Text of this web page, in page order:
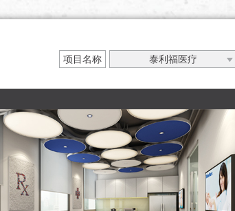
泰利福医疗
项目名称